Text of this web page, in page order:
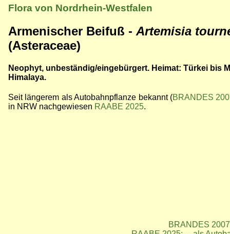
Flora von Nordrhein-Westfalen
Armenischer Beifuß - Artemisia
(Asteraceae)
Neophyt, unbeständig/eingebürgert. Heimat: Türkei bis
Himalaya.
Seit längerem als Autobahnpflanze bekannt (BRANDES
in NRW nachgewiesen RAABE 2025.
BRANDES